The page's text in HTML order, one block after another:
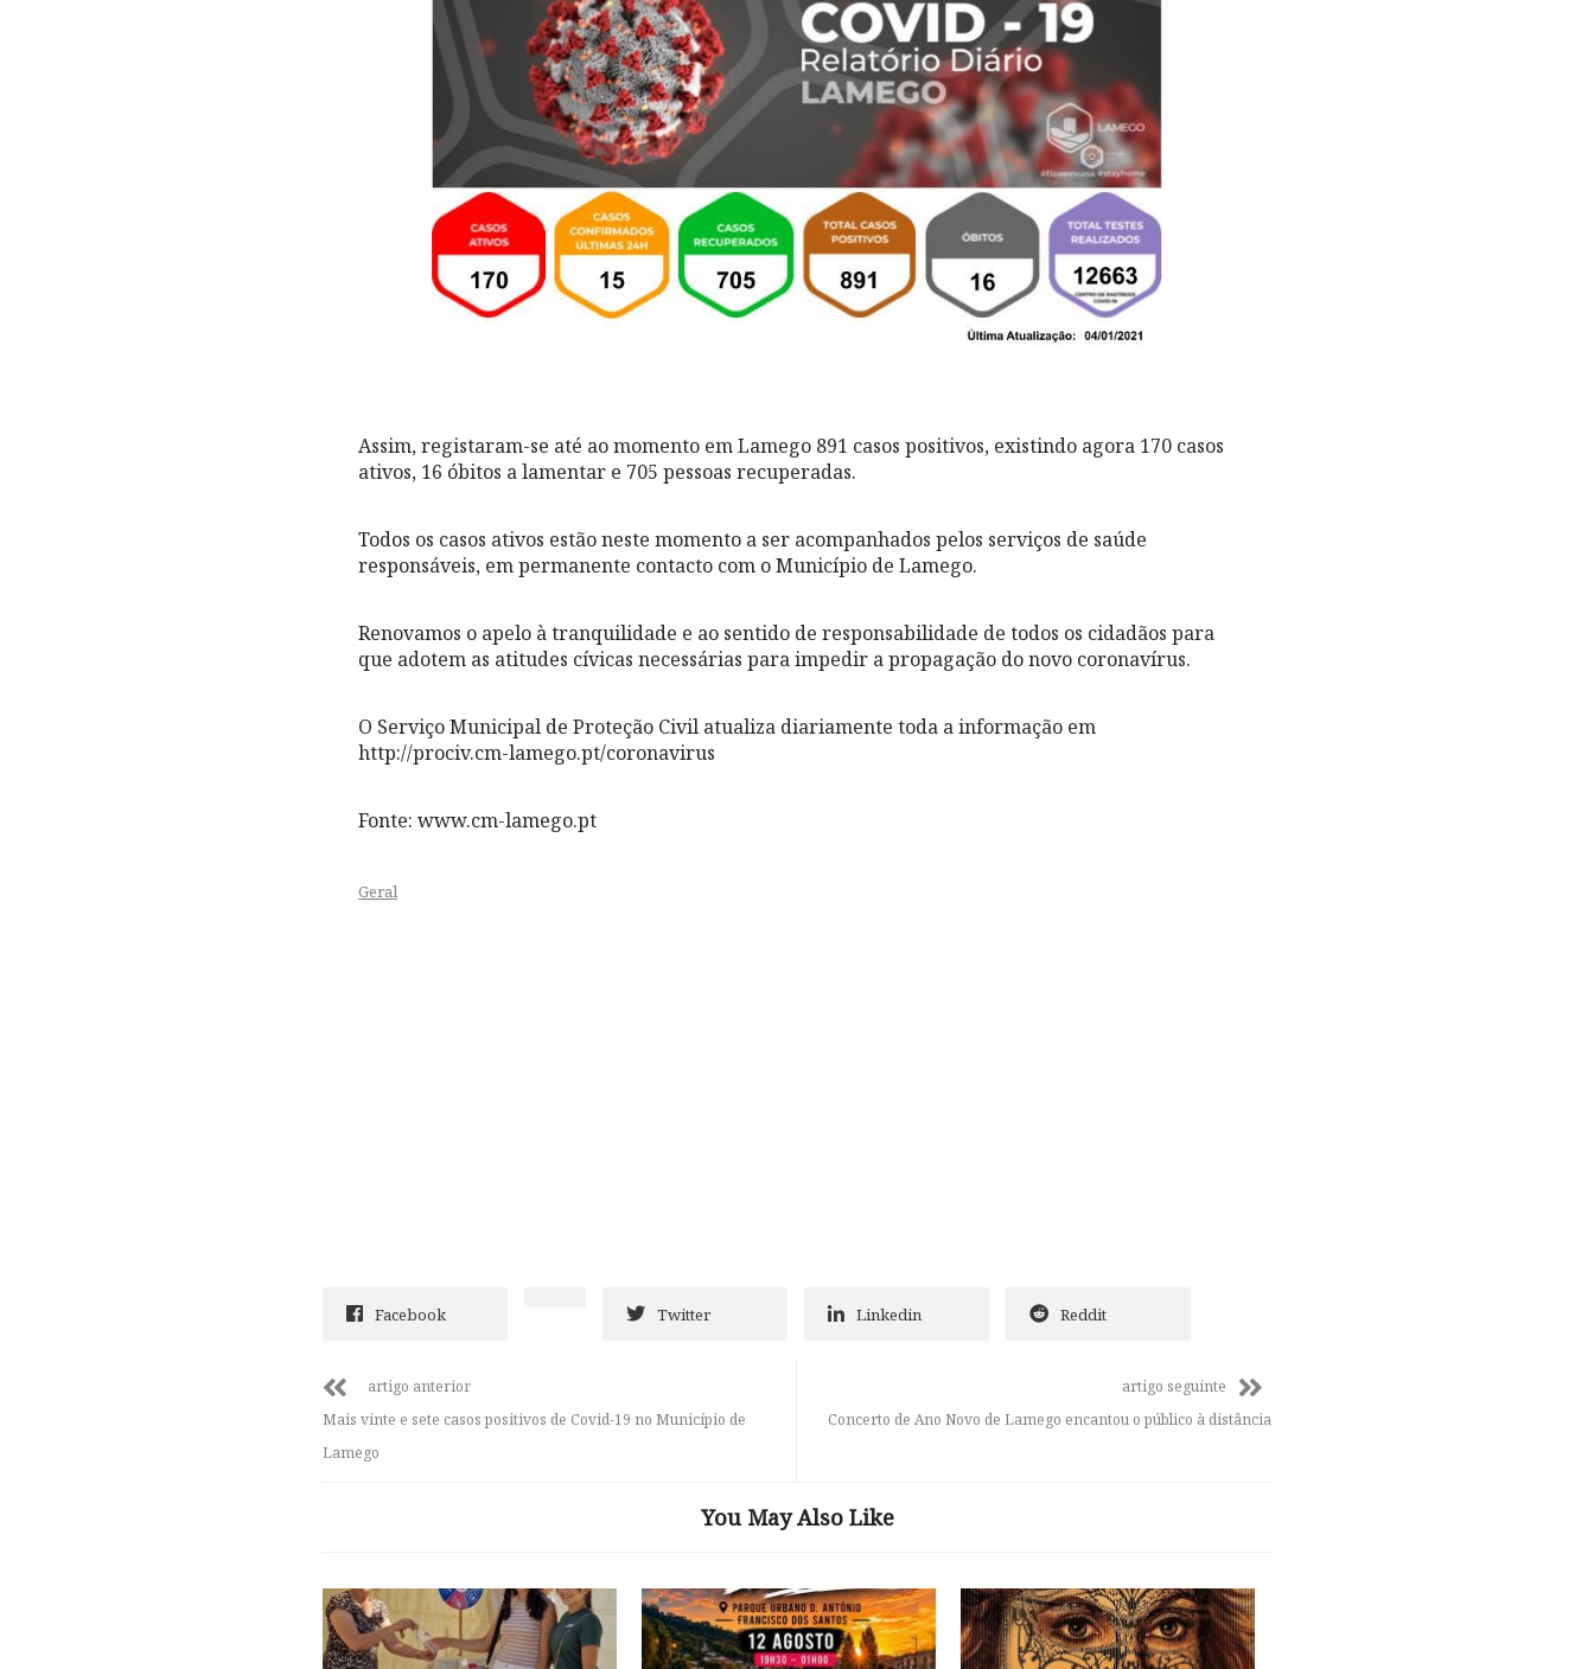
Assim, registaram-se até ao momento em Lamego 891 casos positivos, existindo agora 170 casos
ativos, 16 óbitos a lamentar e 705 pessoas recuperadas.
Todos os casos ativos estão neste momento a ser acompanhados pelos serviços de saúde
responsáveis, em permanente contacto com o Município de Lamego.
Renovamos o apelo à tranquilidade e ao sentido de responsabilidade de todos os cidadãos para
que adotem as atitudes cívicas necessárias para impedir a propagação do novo coronavírus.
O Serviço Municipal de Proteção Civil atualiza diariamente toda a informação em
http://prociv.cm-lamego.pt/coronavirus
Fonte: www.cm-lamego.pt
Geral
Facebook Twitter Linkedin Reddit
artigo anterior
Mais vinte e sete casos positivos de Covid-19 no Município de
Lamego
artigo seguinte
Concerto de Ano Novo de Lamego encantou o público à distância
You May Also Like